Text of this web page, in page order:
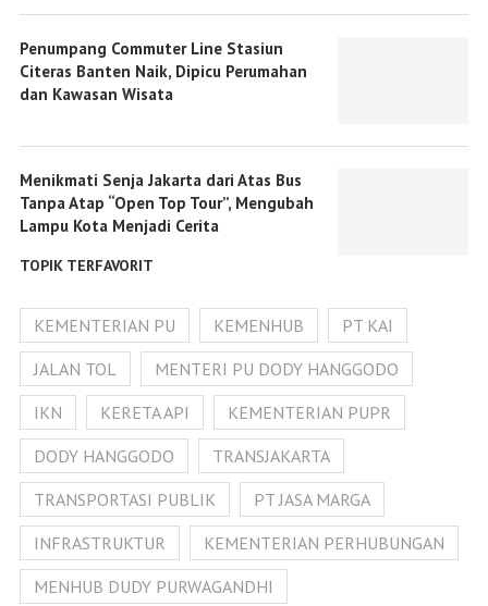
Penumpang Commuter Line Stasiun
Citeras Banten Naik, Dipicu Perumahan
dan Kawasan Wisata
Menikmati Senja Jakarta dari Atas Bus
Tanpa Atap “Open Top Tour”, Mengubah
Lampu Kota Menjadi Cerita
TOPIK TERFAVORIT
KEMENTERIAN PU KEMENHUB
PT KAI
JALAN TOL
MENTERI PU DODY HANGGODO
IKN
KERETA API
KEMENTERIAN PUPR
DODY HANGGODO
TRANSJAKARTA
TRANSPORTASI PUBLIK
PT JASA MARGA
INFRASTRUKTUR
KEMENTERIAN PERHUBUNGAN
MENHUB DUDY PURWAGANDHI